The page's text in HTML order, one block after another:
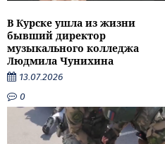
В Курске ушла из жизни
бывший директор
музыкального колледжа
Людмила Чунихина
13.07.2026
0